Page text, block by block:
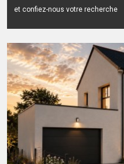
et confiez-nous votre recherche